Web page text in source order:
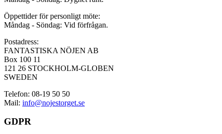
Öppettider för personligt möte:
Måndag - Söndag: Vid förfrågan.
Postadress:
FANTASTISKA NÖJEN AB
Box 100 11
121 26 STOCKHOLM-GLOBEN
SWEDEN
Telefon: 08-19 50 50
Mail: info@nojestorget.se
GDPR